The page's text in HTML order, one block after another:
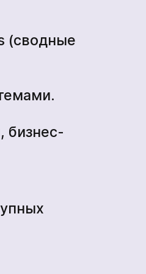
(сводные
бизнес-